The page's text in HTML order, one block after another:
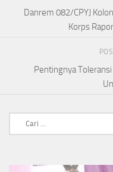
Danrem 082/CPYJ
Korps
Pentingnya
untuk: